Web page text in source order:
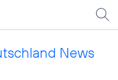
News